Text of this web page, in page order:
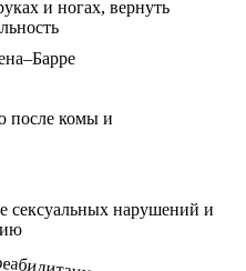
и ногах, вернуть
после комы и
сексуальных нарушений и